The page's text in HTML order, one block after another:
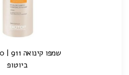
שמפו קינואה 911 | 1000 מ"ל
ביוטופ